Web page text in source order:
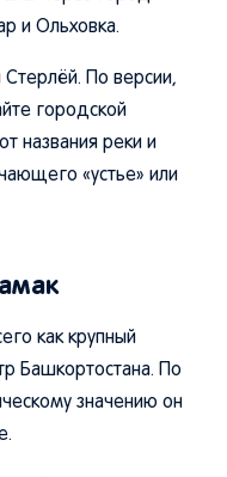
и Ольховка.
Стерлёй. По версии,
городской
названия реки и
«устье» или
как крупный
Башкортостана. По
значению он